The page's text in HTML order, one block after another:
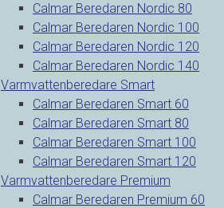
Calmar Beredaren Nordic 80
Calmar Beredaren Nordic 100
Calmar Beredaren Nordic 120
Calmar Beredaren Nordic 140
Varmvattenberedare Smart
Calmar Beredaren Smart 60
Calmar Beredaren Smart 80
Calmar Beredaren Smart 100
Calmar Beredaren Smart 120
Varmvattenberedare Premium
Calmar Beredaren Premium 60